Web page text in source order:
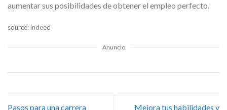
aumentar sus posibilidades de obtener el empleo perfecto.
source: indeed
Anuncio
Pasos para una carrera
Mejora tus habilidades y